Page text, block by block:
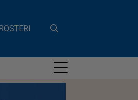
ROSTERI